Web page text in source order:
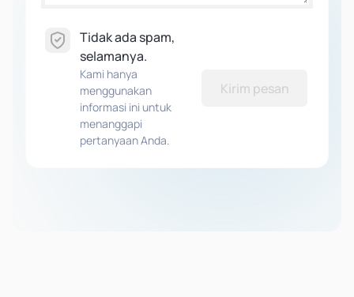
Tidak ada spam,
selamanya.
Kami hanya
menggunakan
informasi ini untuk
menanggapi
pertanyaan Anda.
Kirim pesan